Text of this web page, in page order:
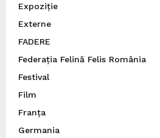
Expoziție
Externe
FADERE
Federația Felină Felis România
Festival
Film
Franța
Germania